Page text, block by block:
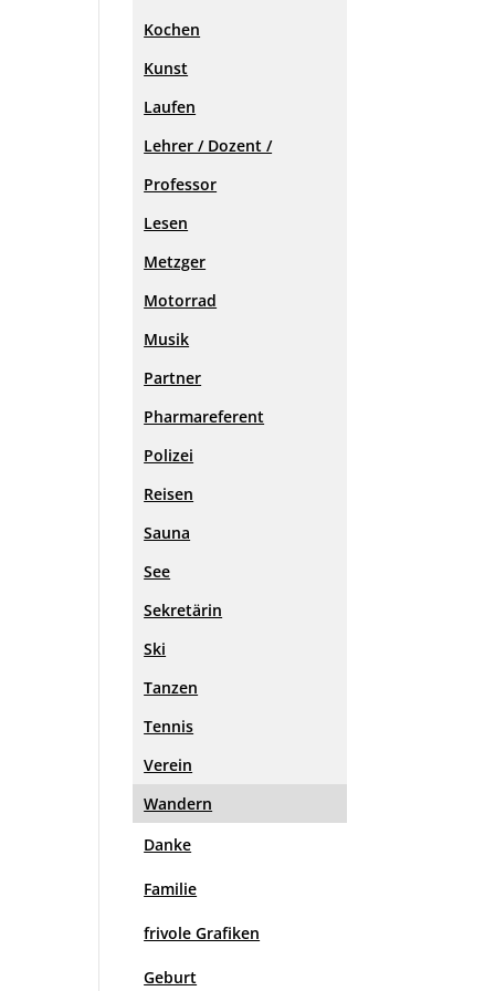
Kochen
Kunst
Laufen
Lehrer / Dozent /
Professor
Lesen
Metzger
Motorrad
Musik
Partner
Pharmareferent
Polizei
Reisen
Sauna
See
Sekretärin
Ski
Tanzen
Tennis
Verein
Wandern
Danke
Familie
frivole Grafiken
Geburt